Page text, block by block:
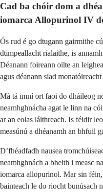
Cad ba chóir dom a
iomarca Allopurinol IV
Ós rud é go dtugann gairmithe
dtimpeallacht rialaithe, is
Déanann foireann oilte an
agus déanann siad
Má tá imní ort faoi do dháileog
neamhghnácha agat le linn na
ar an eolas láithreach. Is féidir
measúnú a dhéanamh an bhfuil
D’fhéadfadh nausea
neamhghnách a bheith i measc
iomarca allopurinol. Mar sin
bainteach le do riocht bunúsach